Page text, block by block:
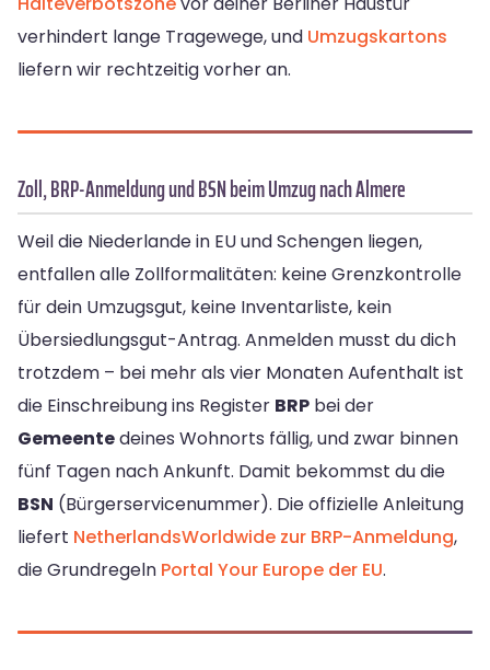
verhindert lange Tragewege, und Umzugskartons
liefern wir rechtzeitig vorher an.
Zoll, BRP-Anmeldung und BSN beim Umzug nach Almere
Weil die Niederlande in EU und Schengen liegen,
entfallen alle Zollformalitäten: keine Grenzkontrolle
für dein Umzugsgut, keine Inventarliste, kein
Übersiedlungsgut-Antrag. Anmelden musst du dich
trotzdem – bei mehr als vier Monaten Aufenthalt ist
die Einschreibung ins Register BRP bei der
Gemeentedeines Wohnorts fällig, und zwar binnen
fünf Tagen nach Ankunft. Damit bekommst du die
BSN (Bürgerservicenummer). Die offizielle Anleitung
liefert NetherlandsWorldwide zur BRP-Anmeldung,
die Grundregeln Portal Your Europe der EU.